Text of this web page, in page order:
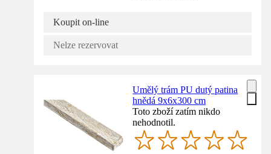
Koupit on-line
Nelze rezervovat
Umělý trám PU dutý patina
hnědá 9x6x300 cm
Toto zboží zatím nikdo
nehodnotil.